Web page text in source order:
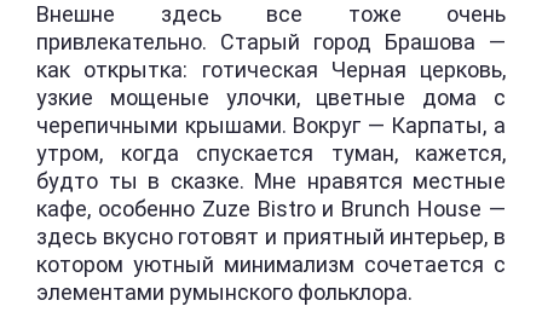
Внешне здесь все тоже очень
привлекательно. Старый город Брашова —
как открытка: готическая Черная церковь,
узкие мощеные улочки, цветные дома с
черепичными крышами. Вокруг — Карпаты, а
утром, когда спускается туман, кажется,
будто ты в сказке. Мне нравятся местные
кафе, особенно Zuze Bistro и Brunch House —
здесь вкусно готовят и приятный интерьер, в
котором уютный минимализм сочетается с
элементами румынского фольклора.